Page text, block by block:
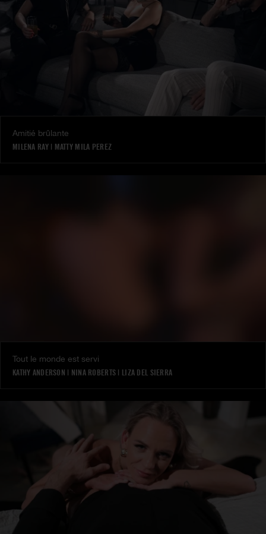
Amitié brûlante
MILENA RAY| MATTY MILA PEREZ
Tout le monde est servi
KATHY ANDERSON | NINA ROBERTS | LIZA DEL SIERRA